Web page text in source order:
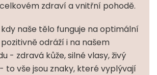
zdraví a vnitřní pohodě.
naše tělo funguje na optimální
odráží i na našem
- zdravá kůže, silné vlasy, živý
to vše jsou znaky, které vyplývají